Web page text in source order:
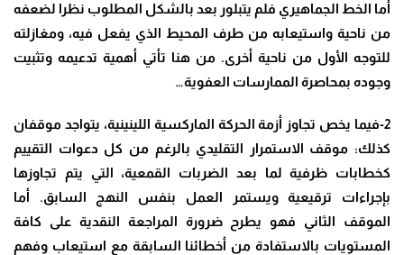
أما الخط الجماهيري فلم يتبلور بعد بالشكل المطلوب نظرا لضعفه
من ناحية واستيعابه من طرف المحيط الذي يفعل فيه، ومغازلته
للتوجه الأول من ناحية أخرى. من هنا تأتي أهمية تدعيمه وتثبيت
وجوده بمحاصرة الممارسات العفوية…
2- فيما يخص تجاوز أزمة الحركة الماركسية اللينينية، يتواجد موقفان
كذلك: موقف الاستمرار التقليدي بالرغم من كل دعوات التقييم
كخطابات ظرفية لما بعد الضربات القمعية، التي يتم تجاوزها
بإجراءات ترقيعية ويستمر العمل بنفس النهج السابق. أما
الموقف الثاني فهو يطرح ضرورة المراجعة النقدية على كافة
المستويات بالاستفادة من أخطائنا السابقة مع استيعاب وفهم